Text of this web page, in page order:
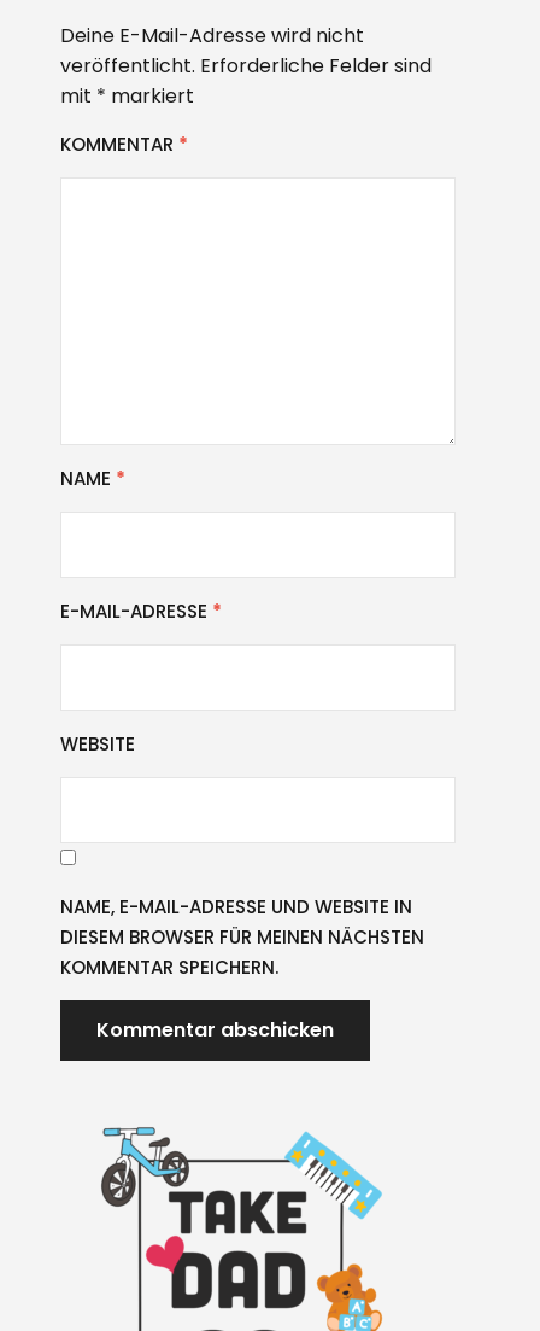
Deine E-Mail-Adresse wird nicht
veröffentlicht. Erforderliche Felder sind
mit * markiert
KOMMENTAR *
NAME *
E-MAIL-ADRESSE *
WEBSITE
NAME, E-MAIL-ADRESSE UND WEBSITE IN
DIESEM BROWSER FÜR MEINEN NÄCHSTEN
KOMMENTAR SPEICHERN.